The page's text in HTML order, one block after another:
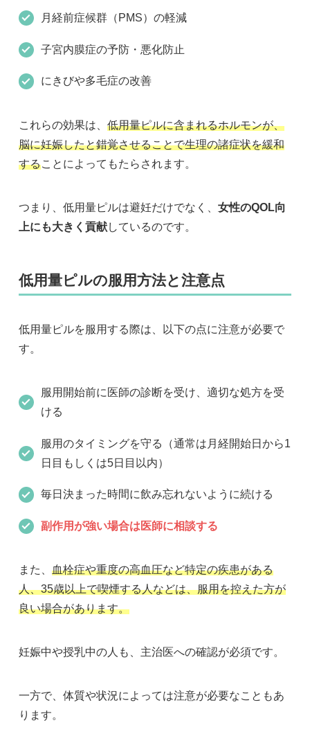
月経前症候群（PMS）の軽減
子宮内膜症の予防・悪化防止
にきびや多毛症の改善
これらの効果は、 低用量ピルに含まれるホルモンが、
脳に妊娠したと錯覚させることで生理の諸症状を緩和
することによってもたらされます。
つまり、低用量ピルは避妊だけでなく、 女性のQOL向
上にも大きく貢献しているのです。
低用量ピルの服用方法と注意点
低用量ピルを服用する際は、以下の点に注意が必要で
す。
服用開始前に医師の診断を受け、適切な処方を受
ける
服用のタイミングを守る（通常は月経開始日から1
日目もしくは5日目以内）
毎日決まった時間に飲み忘れないように続ける
副作用が強い場合は医師に相談する
また、 血栓症や重度の高血圧など特定の疾患がある
人、35歳以上で喫煙する人などは、服用を控えた方が
良い場合があります。
妊娠中や授乳中の人も、主治医への確認が必須です。
一方で、体質や状況によっては注意が必要なこともあ
ります。